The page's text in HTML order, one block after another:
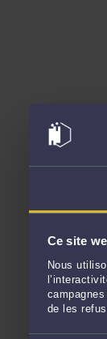
Ce site
Nous
de les